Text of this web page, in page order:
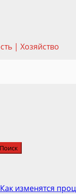
| Хозяйство
изменятся